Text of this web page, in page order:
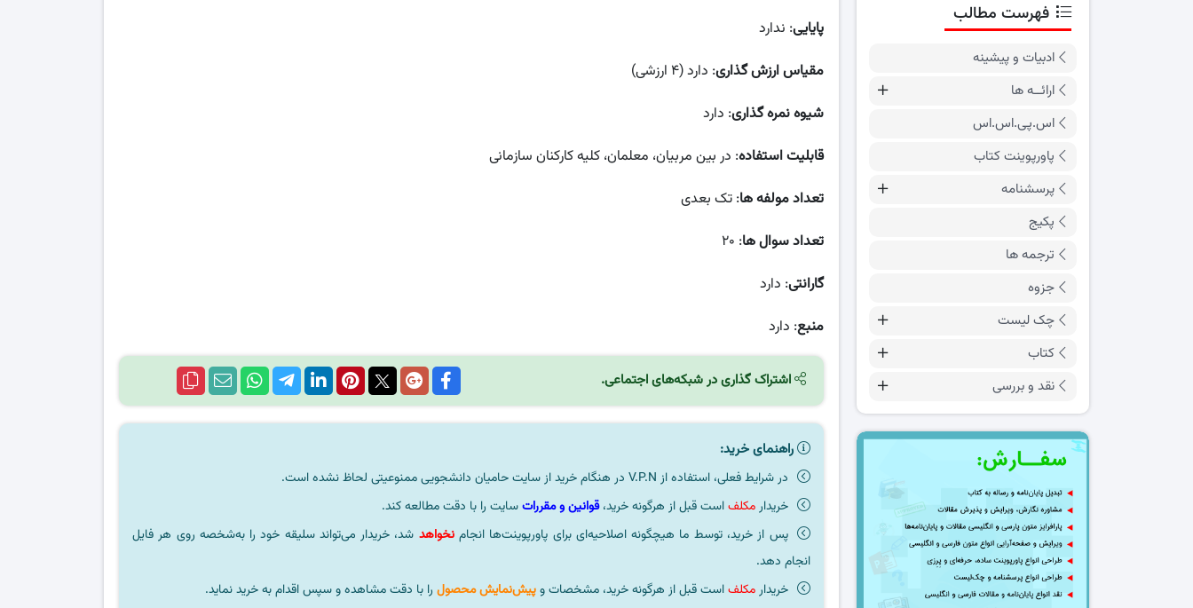
پایایی: ندارد
مقیاس ارزش گذاری: دارد (۴ ارزشی)
شیوه نمره گذاری: دارد
قابلیت استفاده: در بین مربیان، معلمان، کلیه کارکنان سازمانی
تعداد مولفه ها: تک بعدی
تعداد سوال ها: ۲۰
گارانتی: دارد
منبع: دارد
اشتراک گذاری در شبکه‌های اجتماعی.
راهنمای خرید:
در شرایط فعلی، استفاده از V.P.N در هنگام خرید از سایت حامیان دانشجویی ممنوعیتی لحاظ نشده است.
خریدارمکلفاست قبل از هرگونه خرید،قوانین و مقرراتسایت را با دقت مطالعه کند.
پس از خرید، توسط ما هیچگونه اصلاحیه‌ای برای پاورپوینت‌ها انجامنخواهد شد، خریدار می‌تواند سلیقه خود را به‌شخصه روی هر فایل
انجام دهد.
خریدارمکلفاست قبل از هرگونه خرید، مشخصات وپیش‌نمایش محصول را با دقت مشاهده و سپس اقدام به خرید نماید.
فهرست مطالب
ادبیات و پیشینه
ارائــه ها
اس.پی.اس.اس
پاورپوینت کتاب
پرسشنامه
پکیج
ترجمه ها
جزوه
چک لیست
کتاب
نقد و بررسی